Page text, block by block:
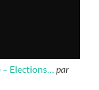
– Elections… par